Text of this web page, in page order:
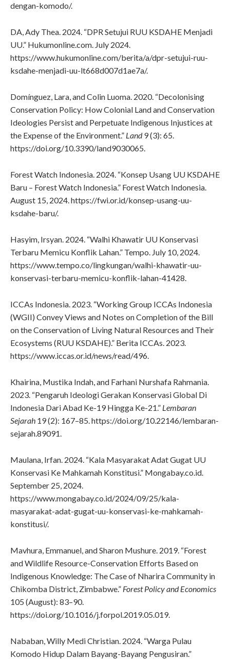
dengan-komodo/.
DA, Ady Thea. 2024. “DPR Setujui RUU KSDAHE Menjadi
UU.” Hukumonline.com. July 2024.
https://www.hukumonline.com/berita/a/dpr-setujui-ruu-
ksdahe-menjadi-uu-lt668d007d1ae7a/.
Domínguez, Lara, and Colin Luoma. 2020. “Decolonising
Conservation Policy: How Colonial Land and Conservation
Ideologies Persist and Perpetuate Indigenous Injustices at
the Expense of the Environment.” Land9 (3): 65.
https://doi.org/10.3390/land9030065.
Forest Watch Indonesia. 2024. “Konsep Usang UU KSDAHE
Baru – Forest Watch Indonesia.” Forest Watch Indonesia.
August 15, 2024. https://fwi.or.id/konsep-usang-uu-
ksdahe-baru/.
Hasyim, Irsyan. 2024. “Walhi Khawatir UU Konservasi
Terbaru Memicu Konflik Lahan.” Tempo. July 10, 2024.
https://www.tempo.co/lingkungan/walhi-khawatir-uu-
konservasi-terbaru-memicu-konflik-lahan-41428.
ICCAs Indonesia. 2023. “Working Group ICCAs Indonesia
(WGII) Convey Views and Notes on Completion of the Bill
on the Conservation of Living Natural Resources and Their
Ecosystems (RUU KSDAHE).” Berita ICCAs. 2023.
https://www.iccas.or.id/news/read/496.
Khairina, Mustika Indah, and Farhani Nurshafa Rahmania.
2023. “Pengaruh Ideologi Gerakan Konservasi Global Di
Indonesia Dari Abad Ke-19 Hingga Ke-21.” Lembaran
Sejarah 19 (2): 167–85. https://doi.org/10.22146/lembaran-
sejarah.89091.
Maulana, Irfan. 2024. “Kala Masyarakat Adat Gugat UU
Konservasi Ke Mahkamah Konstitusi.” Mongabay.co.id.
September 25, 2024.
https://www.mongabay.co.id/2024/09/25/kala-
masyarakat-adat-gugat-uu-konservasi-ke-mahkamah-
konstitusi/.
Mavhura, Emmanuel, and Sharon Mushure. 2019. “Forest
and Wildlife Resource-Conservation Efforts Based on
Indigenous Knowledge: The Case of Nharira Community in
Chikomba District, Zimbabwe.” Forest Policy and Economics
105 (August): 83–90.
https://doi.org/10.1016/j.forpol.2019.05.019.
Nababan, Willy Medi Christian. 2024. “Warga Pulau
Komodo Hidup Dalam Bayang-Bayang Pengusiran.”